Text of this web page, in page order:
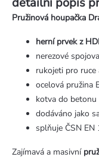
Pružinová houpačka
herní prvek z
nerezové
rukojeti pro ruce
ocelová pružina
kotva do betonu
dodáváno jako
splňuje ČSN
Zajímavá a masivní